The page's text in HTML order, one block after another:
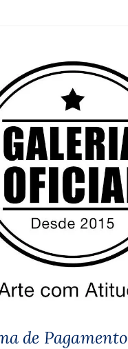
de Pagamento